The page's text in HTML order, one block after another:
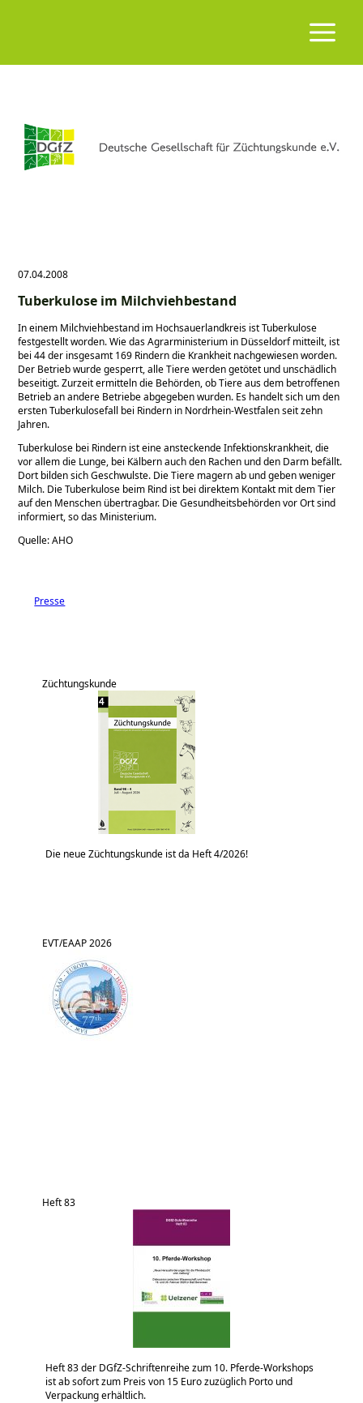
07.04.2008
Tuberkulose im Milchviehbestand
In einem Milchviehbestand im Hochsauerlandkreis ist Tuberkulose
festgestellt worden. Wie das Agrarministerium in Düsseldorf mitteilt, ist
bei 44 der insgesamt 169 Rindern die Krankheit nachgewiesen worden.
Der Betrieb wurde gesperrt, alle Tiere werden getötet und unschädlich
beseitigt. Zurzeit ermitteln die Behörden, ob Tiere aus dem betroffenen
Betrieb an andere Betriebe abgegeben wurden. Es handelt sich um den
ersten Tuberkulosefall bei Rindern in Nordrhein-Westfalen seit zehn
Jahren.
Tuberkulose bei Rindern ist eine ansteckende Infektionskrankheit, die
vor allem die Lunge, bei Kälbern auch den Rachen und den Darm befällt.
Dort bilden sich Geschwulste. Die Tiere magern ab und geben weniger
Milch. Die Tuberkulose beim Rind ist bei direktem Kontakt mit dem Tier
auf den Menschen übertragbar. Die Gesundheitsbehörden vor Ort sind
informiert, so das Ministerium.
Quelle: AHO
Presse
Züchtungskunde
Die neue Züchtungskunde ist da Heft 4/2026!
EVT/EAAP 2026
Heft 83
Heft 83 der DGfZ-Schriftenreihe zum 10. Pferde-Workshops
ist ab sofort zum Preis von 15 Euro zuzüglich Porto und
Verpackung erhältlich.